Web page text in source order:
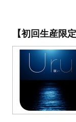
【初回生産限